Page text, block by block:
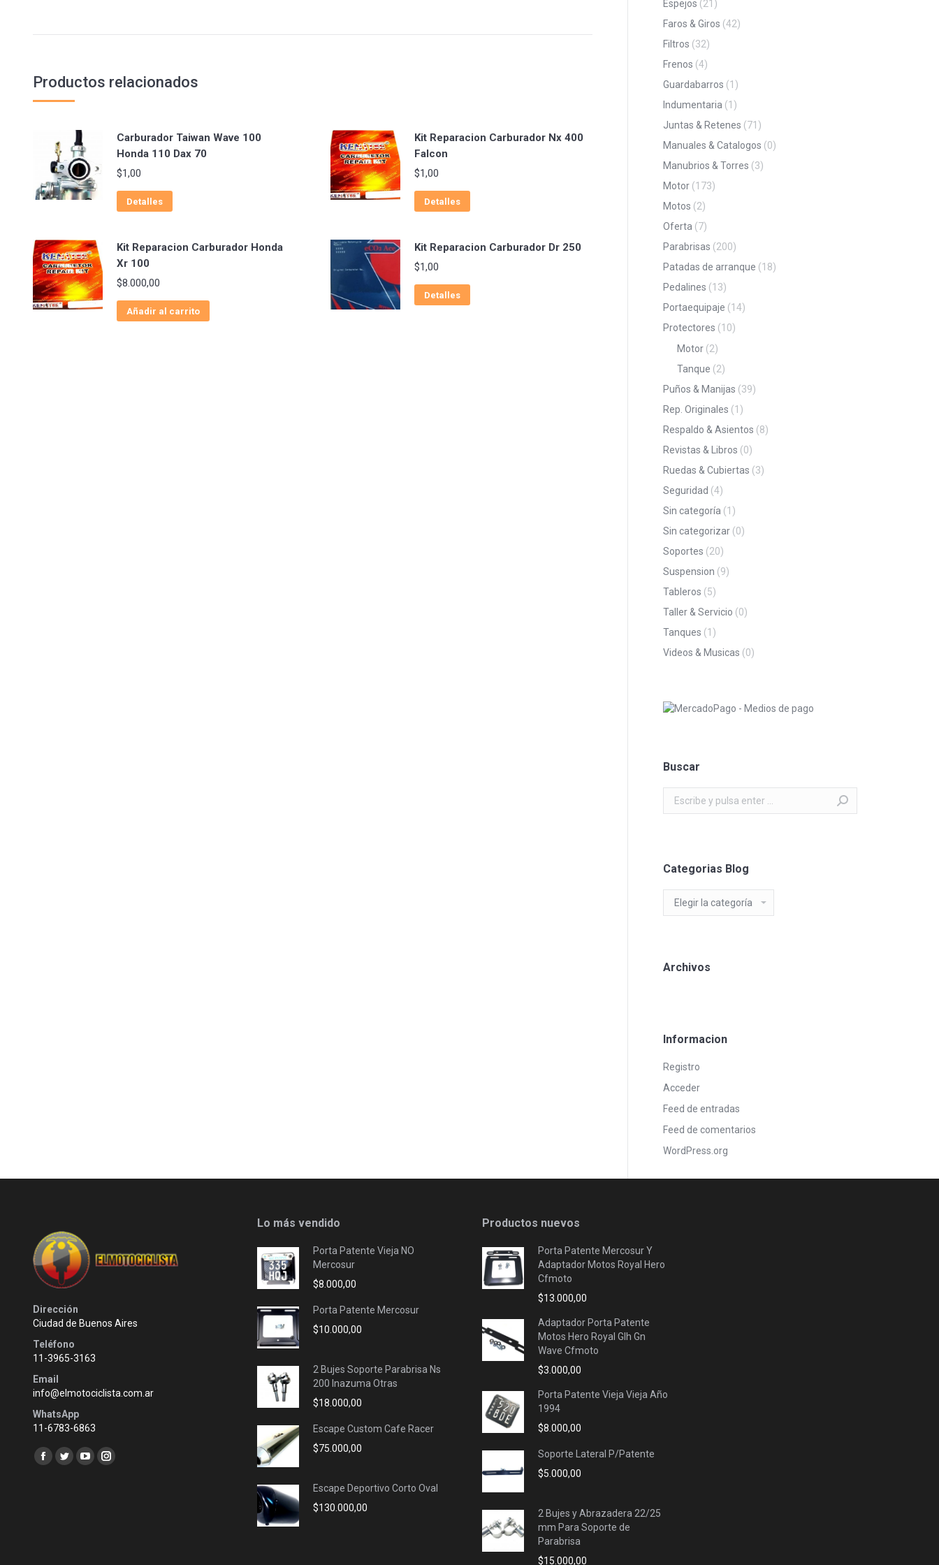
Productos relacionados
Carburador Taiwan Wave 100
Honda 110 Dax 70
$1,00
Detalles
Kit Reparacion Carburador Nx 400
Falcon
$1,00
Detalles
Kit Reparacion Carburador Honda
Xr 100
$8.000,00
Añadir al carrito
Kit Reparacion Carburador Dr 250
$1,00
Detalles
Espejos (21)
Faros & Giros (42)
Filtros (32)
Frenos (4)
Guardabarros (1)
Indumentaria (1)
Juntas & Retenes (71)
Manuales & Catalogos (0)
Manubrios & Torres (3)
Motor (173)
Motos (2)
Oferta (7)
Parabrisas (200)
Patadas de arranque (18)
Pedalines (13)
Portaequipaje (14)
Protectores (10)
Motor (2)
Tanque (2)
Puños & Manijas (39)
Rep. Originales (1)
Respaldo & Asientos (8)
Revistas & Libros (0)
Ruedas & Cubiertas (3)
Seguridad (4)
Sin categoría (1)
Sin categorizar (0)
Soportes (20)
Suspension (9)
Tableros (5)
Taller & Servicio (0)
Tanques (1)
Videos & Musicas (0)
Buscar
Categorias Blog
Blog
Archivos
Informacion
Registro
Acceder
Feed de entradas
Feed de comentarios
WordPress.org
Dirección
Ciudad de Buenos Aires
Teléfono
11-3965-3163
Email
info@elmotociclista.com.ar
WhatsApp
11-6783-6863
Encuéntranos en:
Facebook
TwitterYouTubeInstagram
Lo más vendido
Porta Patente Vieja NO
Mercosur
$8.000,00
Porta Patente Mercosur
$10.000,00
2 Bujes Soporte Parabrisa Ns
200 Inazuma Otras
$18.000,00
Escape Custom Cafe Racer
$75.000,00
Escape Deportivo Corto Oval
$130.000,00
Productos nuevos
Porta Patente Mercosur Y
Adaptador Motos Royal Hero
Cfmoto
$13.000,00
Adaptador Porta Patente
Motos Hero Royal Glh Gn
Wave Cfmoto
$3.000,00
Porta Patente Vieja Vieja Año
1994
$8.000,00
Soporte Lateral P/Patente
$5.000,00
2 Bujes y Abrazadera 22/25
mm Para Soporte de
Parabrisa
$15.000,00